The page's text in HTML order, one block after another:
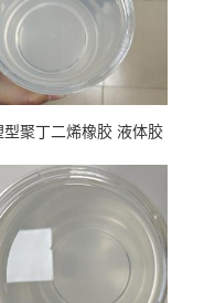
型聚丁二烯橡胶 液体胶
专用